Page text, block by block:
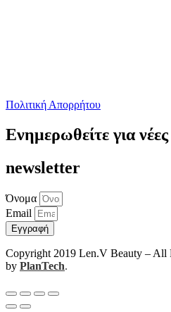
Πολιτική Απορρήτου
Ενημερωθείτε για
newsletter
Όνομα
Email
Εγγραφή
Copyright 2019 Len.V Beauty – All
by PlanTech.